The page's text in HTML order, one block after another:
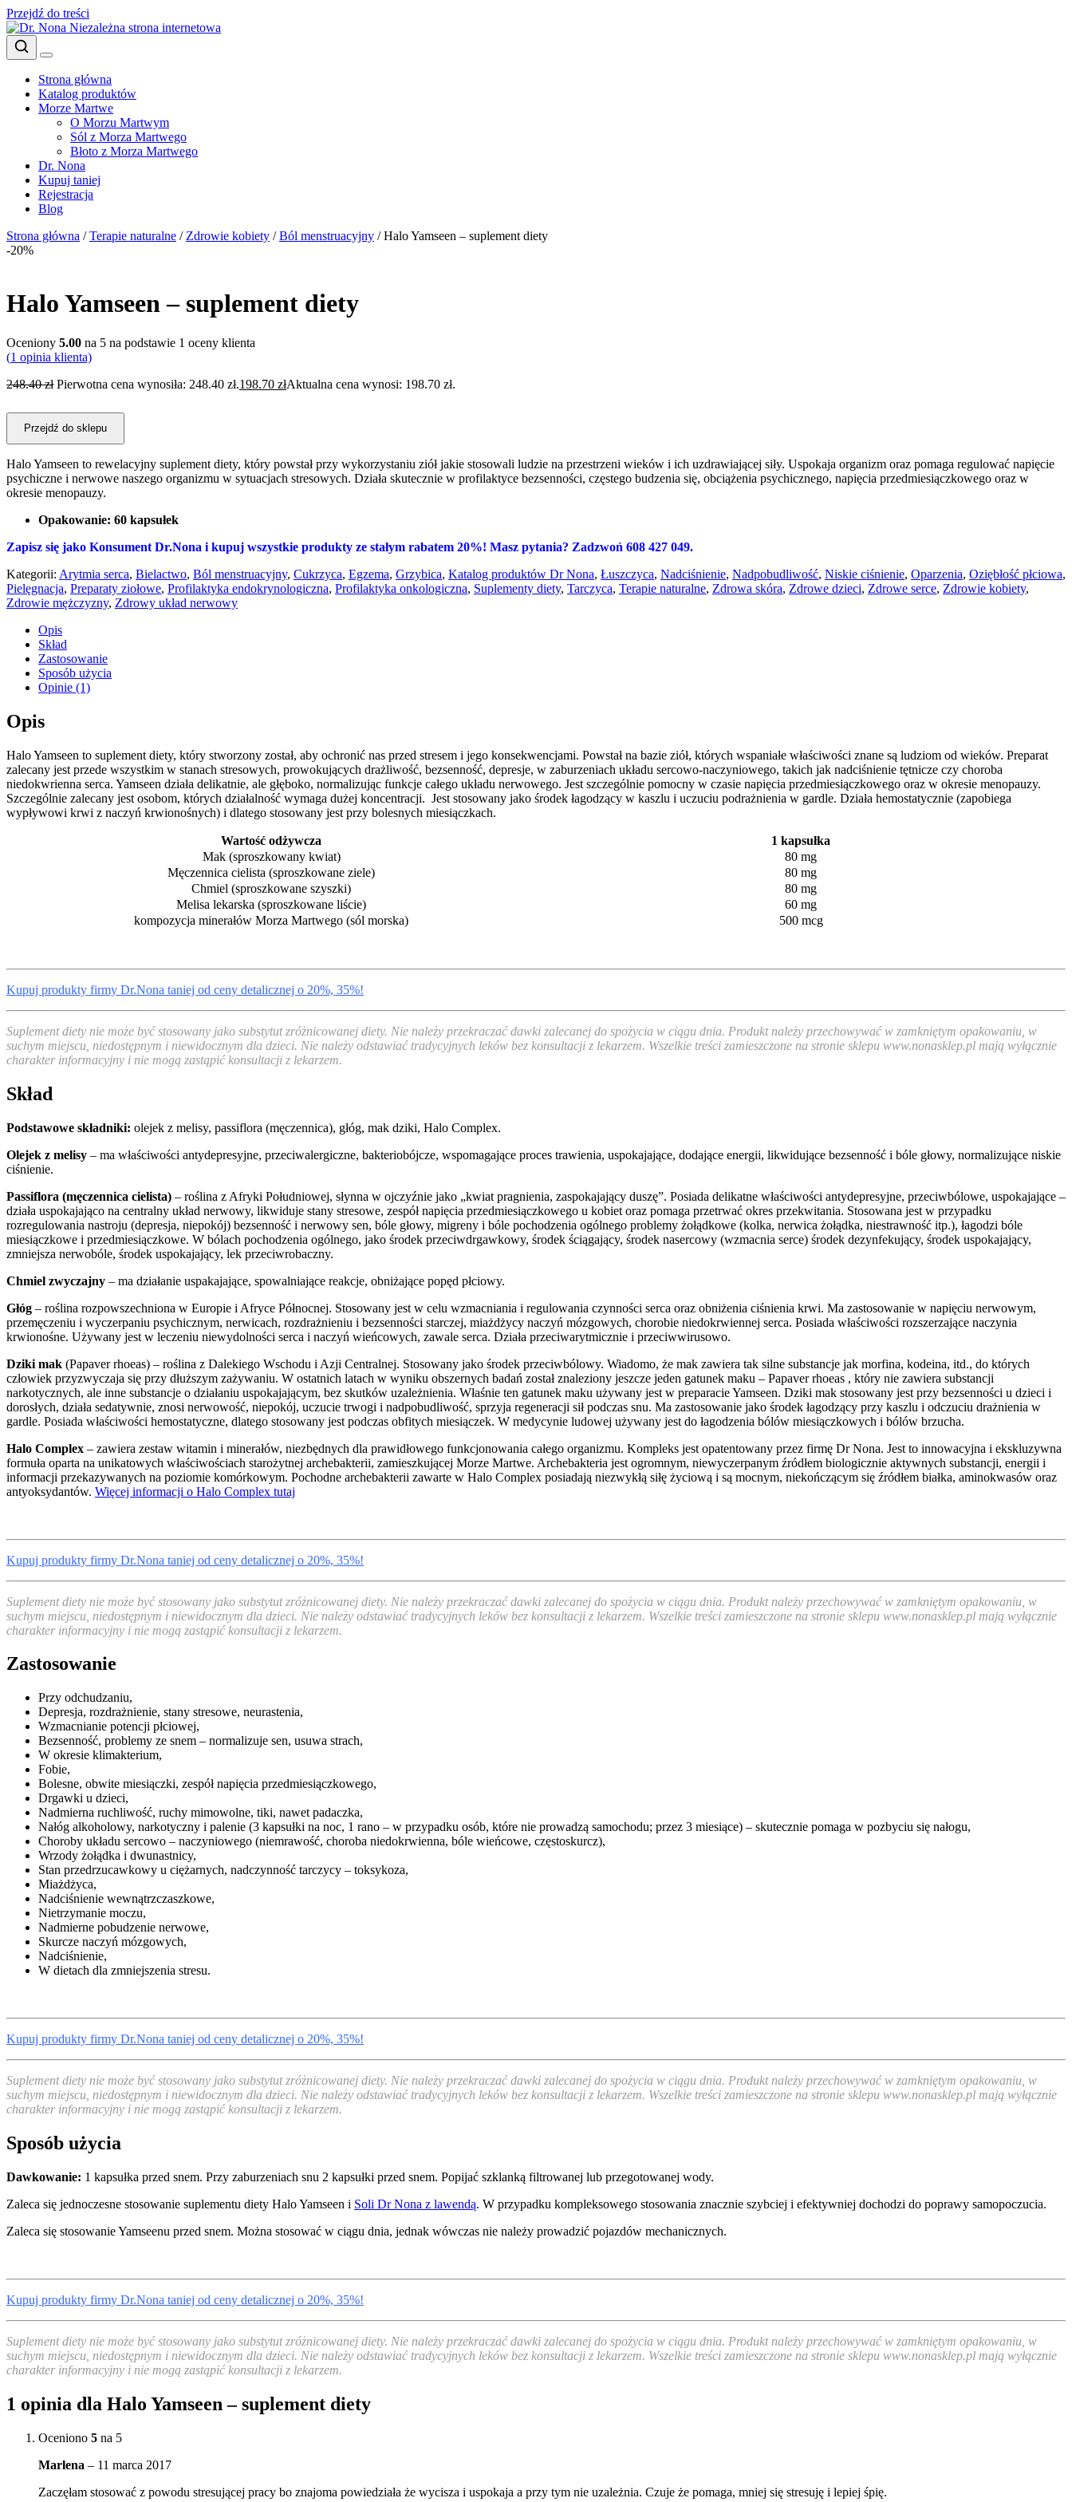
Przejdź do treści
Niezależna strona internetowa
Strona główna
Katalog produktów
Morze Martwe
O Morzu Martwym
Sól z Morza Martwego
Błoto z Morza Martwego
Dr. Nona
Kupuj taniej
Rejestracja
Blog
Strona główna /Terapie naturalne / Zdrowie kobiety /Ból menstruacyjny / Halo Yamseen – suplement diety
-20%
Halo Yamseen – suplement diety
Oceniony 5.00 na 5 na podstawie 1 oceny klienta
(1 opinia klienta)
248.40zł Pierwotna cena wynosiła: 248.40 zł.198.70 złAktualna cena wynosi: 198.70 zł.
Przejdź do sklepu
Halo Yamseen to rewelacyjny suplement diety, który powstał przy wykorzystaniu ziół jakie stosowali ludzie na przestrzeni wieków i ich uzdrawiającej siły. Uspokaja organizm oraz pomaga regulować napięcie
psychiczne i nerwowe naszego organizmu w sytuacjach stresowych. Działa skutecznie w profilaktyce bezsenności, częstego budzenia się, obciążenia psychicznego, napięcia przedmiesiączkowego oraz w
okresie menopauzy.
Opakowanie: 60 kapsułek
Zapisz się jako Konsument Dr.Nona i kupuj wszystkie produkty ze stałym rabatem 20%! Masz pytania? Zadzwoń 608 427 049.
Kategorii: Arytmia serca, Bielactwo, Ból menstruacyjny, Cukrzyca, Egzema, Grzybica, Katalog produktów Dr Nona, Łuszczyca, Nadciśnienie, Nadpobudliwość, Niskie ciśnienie, Oparzenia, Oziębłość płciowa,
Pielęgnacja, Preparaty ziołowe, Profilaktyka endokrynologiczna, Profilaktyka onkologiczna, Suplementy diety, Tarczyca, Terapie naturalne, Zdrowa skóra, Zdrowe dzieci, Zdrowe serce, Zdrowie kobiety,
Zdrowie mężczyzny, Zdrowy układ nerwowy
Opis
Skład
Zastosowanie
Sposób użycia
Opinie (1)
Opis
Halo Yamseen to suplement diety, który stworzony został, aby ochronić nas przed stresem i jego konsekwencjami. Powstał na bazie ziół, których wspaniałe właściwości znane są ludziom od wieków. Preparat
zalecany jest przede wszystkim w stanach stresowych, prowokujących drażliwość, bezsenność, depresje, w zaburzeniach układu sercowo-naczyniowego, takich jak nadciśnienie tętnicze czy choroba
niedokwrienna serca. Yamseen działa delikatnie, ale głęboko, normalizując funkcje całego układu nerwowego. Jest szczególnie pomocny w czasie napięcia przedmiesiączkowego oraz w okresie menopauzy.
Szczególnie zalecany jest osobom, których działalność wymaga dużej koncentracji. Jest stosowany jako środek łagodzący w kaszlu i uczuciu podrażnienia w gardle. Działa hemostatycznie (zapobiega
wypływowi krwi z naczyń krwionośnych) i dlatego stosowany jest przy bolesnych miesiączkach.
Wartość odżywcza
1 kapsułka
Mak (sproszkowany kwiat)
80 mg
Męczennica cielista (sproszkowane ziele)
80 mg
Chmiel (sproszkowane szyszki)
80 mg
Melisa lekarska (sproszkowane liście)
60 mg
kompozycja minerałów Morza Martwego (sól morska)
500 mcg
Kupuj produkty firmy Dr.Nona taniej od ceny detalicznej o 20%, 35%!
Suplement diety nie może być stosowany jako substytut zróżnicowanej diety. Nie należy przekraczać dawki zalecanej do spożycia w ciągu dnia. Produkt należy przechowywać w zamkniętym opakowaniu, w
suchym miejscu, niedostępnym i niewidocznym dla dzieci. Nie należy odstawiać tradycyjnych leków bez konsultacji z lekarzem. Wszelkie treści zamieszczone na stronie sklepu www.nonasklep.pl mają wyłącznie
charakter informacyjny i nie mogą zastąpić konsultacji z lekarzem.
Skład
Podstawowe składniki: olejek z melisy, passiflora (męczennica), głóg, mak dziki, Halo Complex.
Olejek z melisy – ma właściwości antydepresyjne, przeciwalergiczne, bakteriobójcze, wspomagające proces trawienia, uspokajające, dodające energii, likwidujące bezsenność i bóle głowy, normalizujące niskie
ciśnienie.
Passiflora (męczennica cielista) – roślina z Afryki Południowej, słynna w ojczyźnie jako „kwiat pragnienia, zaspokajający duszę”. Posiada delikatne właściwości antydepresyjne, przeciwbólowe, uspokajające –
działa uspokajająco na centralny układ nerwowy, likwiduje stany stresowe, zespół napięcia przedmiesiączkowego u kobiet oraz pomaga przetrwać okres przekwitania. Stosowana jest w przypadku
rozregulowania nastroju (depresja, niepokój) bezsenność i nerwowy sen, bóle głowy, migreny i bóle pochodzenia ogólnego problemy żołądkowe (kolka, nerwica żołądka, niestrawność itp.), łagodzi bóle
miesiączkowe i przedmiesiączkowe. W bólach pochodzenia ogólnego, jako środek przeciwdrgawkowy, środek ściągający, środek nasercowy (wzmacnia serce) środek dezynfekujący, środek uspokajający,
zmniejsza nerwobóle, środek uspokajający, lek przeciwrobaczny.
Chmiel zwyczajny – ma działanie uspakajające, spowalniające reakcje, obniżające popęd płciowy.
Głóg – roślina rozpowszechniona w Europie i Afryce Północnej. Stosowany jest w celu wzmacniania i regulowania czynności serca oraz obniżenia ciśnienia krwi. Ma zastosowanie w napięciu nerwowym,
przemęczeniu i wyczerpaniu psychicznym, nerwicach, rozdrażnieniu i bezsenności starczej, miażdżycy naczyń mózgowych, chorobie niedokrwiennej serca. Posiada właściwości rozszerzające naczynia
krwionośne. Używany jest w leczeniu niewydolności serca i naczyń wieńcowych, zawale serca. Działa przeciwarytmicznie i przeciwwirusowo.
Dziki mak (Papaver rhoeas) – roślina z Dalekiego Wschodu i Azji Centralnej. Stosowany jako środek przeciwbólowy. Wiadomo, że mak zawiera tak silne substancje jak morfina, kodeina, itd., do których
człowiek przyzwyczaja się przy dłuższym zażywaniu. W ostatnich latach w wyniku obszernych badań został znaleziony jeszcze jeden gatunek maku – Papaver rhoeas , który nie zawiera substancji
narkotycznych, ale inne substancje o działaniu uspokajającym, bez skutków uzależnienia. Właśnie ten gatunek maku używany jest w preparacie Yamseen. Dziki mak stosowany jest przy bezsenności u dzieci i
dorosłych, działa sedatywnie, znosi nerwowość, niepokój, uczucie trwogi i nadpobudliwość, sprzyja regeneracji sił podczas snu. Ma zastosowanie jako środek łagodzący przy kaszlu i odczuciu drażnienia w
gardle. Posiada właściwości hemostatyczne, dlatego stosowany jest podczas obfitych miesiączek. W medycynie ludowej używany jest do łagodzenia bólów miesiączkowych i bólów brzucha.
Halo Complex – zawiera zestaw witamin i minerałów, niezbędnych dla prawidłowego funkcjonowania całego organizmu. Kompleks jest opatentowany przez firmę Dr Nona. Jest to innowacyjna i ekskluzywna
formuła oparta na unikatowych właściwościach starożytnej archebakterii, zamieszkującej Morze Martwe. Archebakteria jest ogromnym, niewyczerpanym źródłem biologicznie aktywnych substancji, energii i
informacji przekazywanych na poziomie komórkowym. Pochodne archebakterii zawarte w Halo Complex posiadają niezwykłą siłę życiową i są mocnym, niekończącym się źródłem białka, aminokwasów oraz
antyoksydantów. Więcej informacji o Halo Complex tutaj
Kupuj produkty firmy Dr.Nona taniej od ceny detalicznej o 20%, 35%!
Suplement diety nie może być stosowany jako substytut zróżnicowanej diety. Nie należy przekraczać dawki zalecanej do spożycia w ciągu dnia. Produkt należy przechowywać w zamkniętym opakowaniu, w
suchym miejscu, niedostępnym i niewidocznym dla dzieci. Nie należy odstawiać tradycyjnych leków bez konsultacji z lekarzem. Wszelkie treści zamieszczone na stronie sklepu www.nonasklep.pl mają wyłącznie
charakter informacyjny i nie mogą zastąpić konsultacji z lekarzem.
Zastosowanie
Przy odchudzaniu,
Depresja, rozdrażnienie, stany stresowe, neurastenia,
Wzmacnianie potencji płciowej,
Bezsenność, problemy ze snem – normalizuje sen, usuwa strach,
W okresie klimakterium,
Fobie,
Bolesne, obwite miesiączki, zespół napięcia przedmiesiączkowego,
Drgawki u dzieci,
Nadmierna ruchliwość, ruchy mimowolne, tiki, nawet padaczka,
Nałóg alkoholowy, narkotyczny i palenie (3 kapsułki na noc, 1 rano – w przypadku osób, które nie prowadzą samochodu; przez 3 miesiące) – skutecznie pomaga w pozbyciu się nałogu,
Choroby układu sercowo – naczyniowego (niemrawość, choroba niedokrwienna, bóle wieńcowe, częstoskurcz),
Wrzody żołądka i dwunastnicy,
Stan przedrzucawkowy u ciężarnych, nadczynność tarczycy – toksykoza,
Miażdżyca,
Nadciśnienie wewnątrzczaszkowe,
Nietrzymanie moczu,
Nadmierne pobudzenie nerwowe,
Skurcze naczyń mózgowych,
Nadciśnienie,
W dietach dla zmniejszenia stresu.
Kupuj produkty firmy Dr.Nona taniej od ceny detalicznej o 20%, 35%!
Suplement diety nie może być stosowany jako substytut zróżnicowanej diety. Nie należy przekraczać dawki zalecanej do spożycia w ciągu dnia. Produkt należy przechowywać w zamkniętym opakowaniu, w
suchym miejscu, niedostępnym i niewidocznym dla dzieci. Nie należy odstawiać tradycyjnych leków bez konsultacji z lekarzem. Wszelkie treści zamieszczone na stronie sklepu www.nonasklep.pl mają wyłącznie
charakter informacyjny i nie mogą zastąpić konsultacji z lekarzem.
Sposób użycia
Dawkowanie: 1 kapsułka przed snem. Przy zaburzeniach snu 2 kapsułki przed snem. Popijać szklanką filtrowanej lub przegotowanej wody.
Zaleca się jednoczesne stosowanie suplementu diety Halo Yamseen i Soli Dr Nona z lawendą. W przypadku kompleksowego stosowania znacznie szybciej i efektywniej dochodzi do poprawy samopoczucia.
Zaleca się stosowanie Yamseenu przed snem. Można stosować w ciągu dnia, jednak wówczas nie należy prowadzić pojazdów mechanicznych.
Kupuj produkty firmy Dr.Nona taniej od ceny detalicznej o 20%, 35%!
Suplement diety nie może być stosowany jako substytut zróżnicowanej diety. Nie należy przekraczać dawki zalecanej do spożycia w ciągu dnia. Produkt należy przechowywać w zamkniętym opakowaniu, w
suchym miejscu, niedostępnym i niewidocznym dla dzieci. Nie należy odstawiać tradycyjnych leków bez konsultacji z lekarzem. Wszelkie treści zamieszczone na stronie sklepu www.nonasklep.pl mają wyłącznie
charakter informacyjny i nie mogą zastąpić konsultacji z lekarzem.
1 opinia dla Halo Yamseen – suplement diety
Oceniono 5 na 5
Marlena – 11 marca 2017
Zaczęłam stosować z powodu stresującej pracy bo znajoma powiedziała że wycisza i uspokaja a przy tym nie uzależnia. Czuje że pomaga, mniej się stresuję i lepiej śpię.